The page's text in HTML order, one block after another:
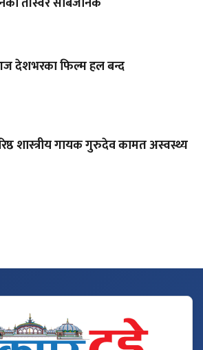
देशभरका फिल्म हल बन्द
शास्त्रीय गायक गुरुदेव कामत अस्वस्थ्य